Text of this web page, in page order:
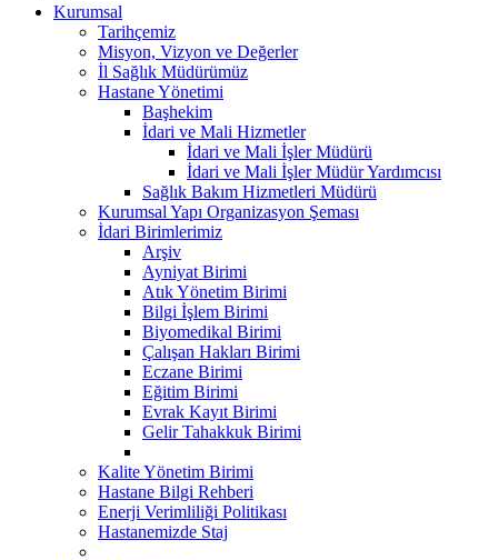
Kurumsal
Tarihçemiz
Misyon, Vizyon ve Değerler
İl Sağlık Müdürümüz
Hastane Yönetimi
Başhekim
İdari ve Mali Hizmetler
İdari ve Mali İşler Müdürü
İdari ve Mali İşler Müdür Yardımcısı
Sağlık Bakım Hizmetleri Müdürü
Kurumsal Yapı Organizasyon Şeması
İdari Birimlerimiz
Arşiv
Ayniyat Birimi
Atık Yönetim Birimi
Bilgi İşlem Birimi
Biyomedikal Birimi
Çalışan Hakları Birimi
Eczane Birimi
Eğitim Birimi
Evrak Kayıt Birimi
Gelir Tahakkuk Birimi
Kalite Yönetim Birimi
Hastane Bilgi Rehberi
Enerji Verimliliği Politikası
Hastanemizde Staj